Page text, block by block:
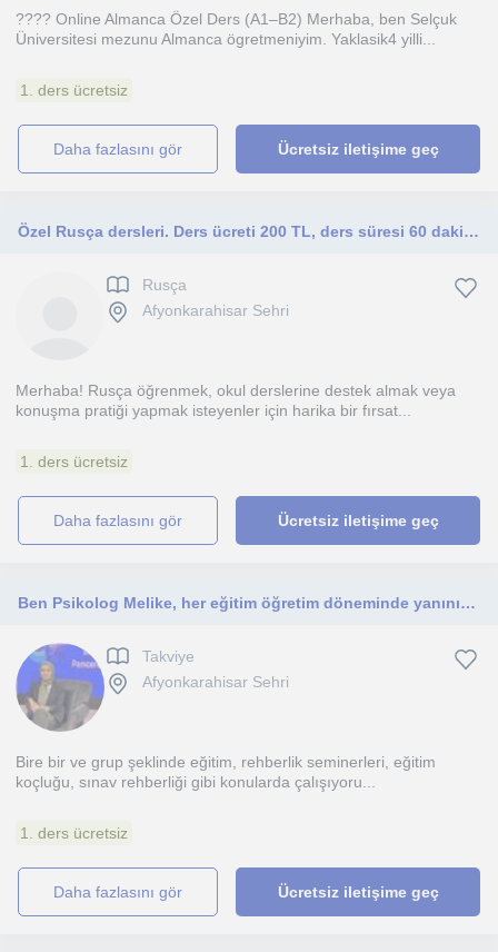
???? Online Almanca Özel Ders (A1–B2) Merhaba, ben Selçuk
Üniversitesi mezunu Almanca ögretmeniyim. Yaklasik4 yilli...
1. ders ücretsiz
daha fazlasını gör Ücretsiz iletişime geç
Özel Rusça dersleri. Ders ücreti 200 TL, ders süresi 60 dakika
Rusça
Afyonkarahisar Sehri
Merhaba! Rusça öğrenmek, okul derslerine destek almak veya
konuşma pratiği yapmak isteyenler için harika bir fırsat...
1. ders ücretsiz
daha fazlasını gör Ücretsiz iletişime geç
Ben Psikolog Melike, her eğitim öğretim döneminde yanınızda hissedeceğiniz bir destek için buradayım!
Takviye
Afyonkarahisar Sehri
Bire bir ve grup şeklinde eğitim, rehberlik seminerleri, eğitim
koçluğu, sınav rehberliği gibi konularda çalışıyoru...
1. ders ücretsiz
daha fazlasını gör Ücretsiz iletişime geç